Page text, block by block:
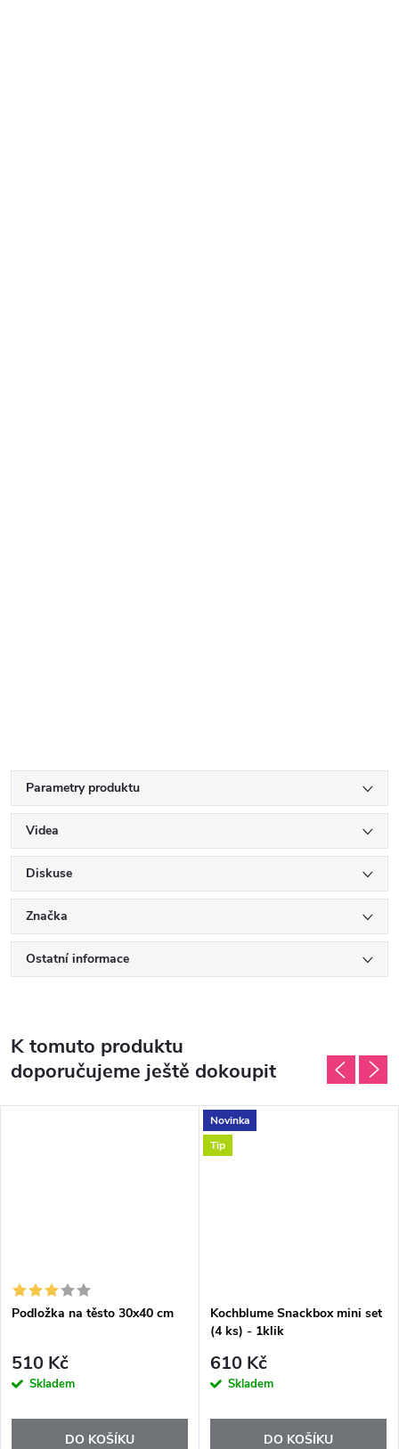
Parametry produktu
Videa
Diskuse
Značka
Ostatní informace
K tomuto produktu
doporučujeme ještě dokoupit
Podložka na těsto 30x40 cm
510 Kč
Skladem
DO KOŠÍKU
Novinka
Tip
Kochblume Snackbox mini set
(4 ks) - 1klik
610 Kč
Skladem
DO KOŠÍKU